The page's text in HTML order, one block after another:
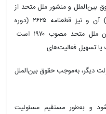
و منشور ملل متحد از
) مجمع عمومی سازمان ملل متحد مصوب ۱۹۷۰ است.
فعالیت‌های
به‌موجب حقوق بین‌الملل
مستقیم مسئولیت